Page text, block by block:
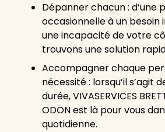
Dépanner chacun : d’une
occasionnelle à un besoin
une incapacité de votre
trouvons une solution
Accompagner chaque
nécessité : lorsqu’il s’agit
durée, VIVASERVICES
ODON est là pour vous
quotidienne.